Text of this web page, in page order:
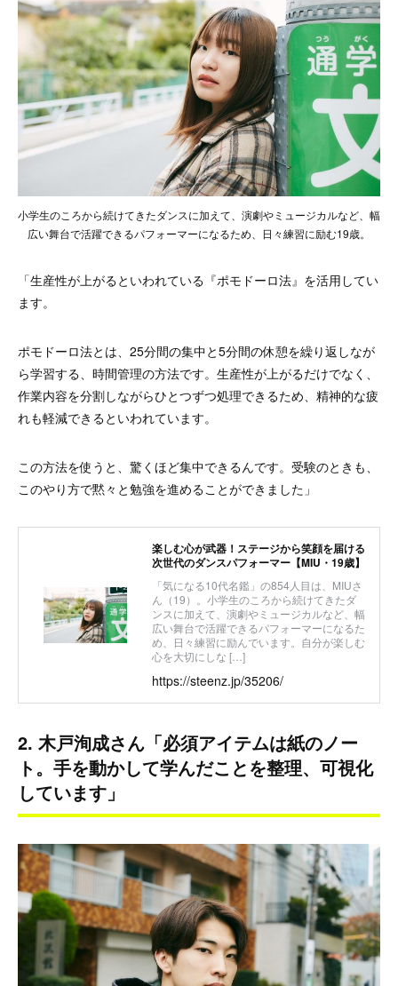
小学生のころから続けてきたダンスに加えて、演劇やミュージカルなど、幅
広い舞台で活躍できるパフォーマーになるため、日々練習に励む19歳。
「生産性が上がるといわれている『ポモドーロ法』を活用してい
ます。
ポモドーロ法とは、25分間の集中と5分間の休憩を繰り返しなが
ら学習する、時間管理の方法です。生産性が上がるだけでなく、
作業内容を分割しながらひとつずつ処理できるため、精神的な疲
れも軽減できるといわれています。
この方法を使うと、驚くほど集中できるんです。受験のときも、
このやり方で黙々と勉強を進めることができました」
楽しむ心が武器！ステージから笑顔を届ける
次世代のダンスパフォーマー【MIU・19歳】
「気になる10代名鑑」の854人目は、MIUさ
ん（19）。小学生のころから続けてきたダ
ンスに加えて、演劇やミュージカルなど、幅
広い舞台で活躍できるパフォーマーになるた
め、日々練習に励んでいます。自分が楽しむ
心を大切にしな […]
https://steenz.jp/35206/
2. 木戸洵成さん「必須アイテムは紙のノー
ト。手を動かして学んだことを整理、可視化
しています」